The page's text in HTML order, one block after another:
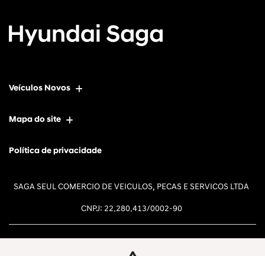
Veículos Novos
Mapa do site
Política de privacidade
SAGA SEUL COMERCIO DE VEICULOS, PECAS E SERVICOS LTDA
CNPJ: 22.280.413/0002-90